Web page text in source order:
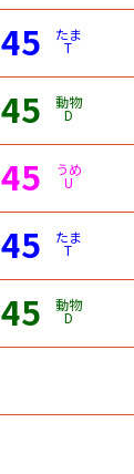
45 たま
T
45 動物
D
45 うめ
U
45 たま
T
45 動物
D